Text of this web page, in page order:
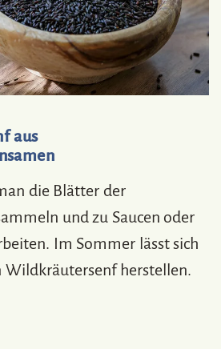
aus
die Blätter der
und zu Saucen oder
Im Sommer lässt sich
Wildkräutersenf herstellen.